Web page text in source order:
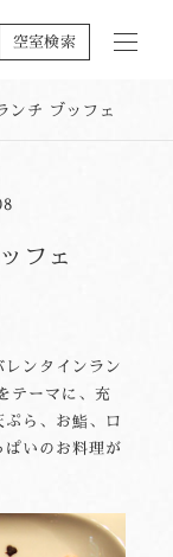
空室検索
ンチ ブッフェ
フェ
ンタインラン
テーマに、充
ら、お鮨、ロ
いのお料理が